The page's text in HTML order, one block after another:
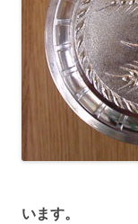
蓋に
います。